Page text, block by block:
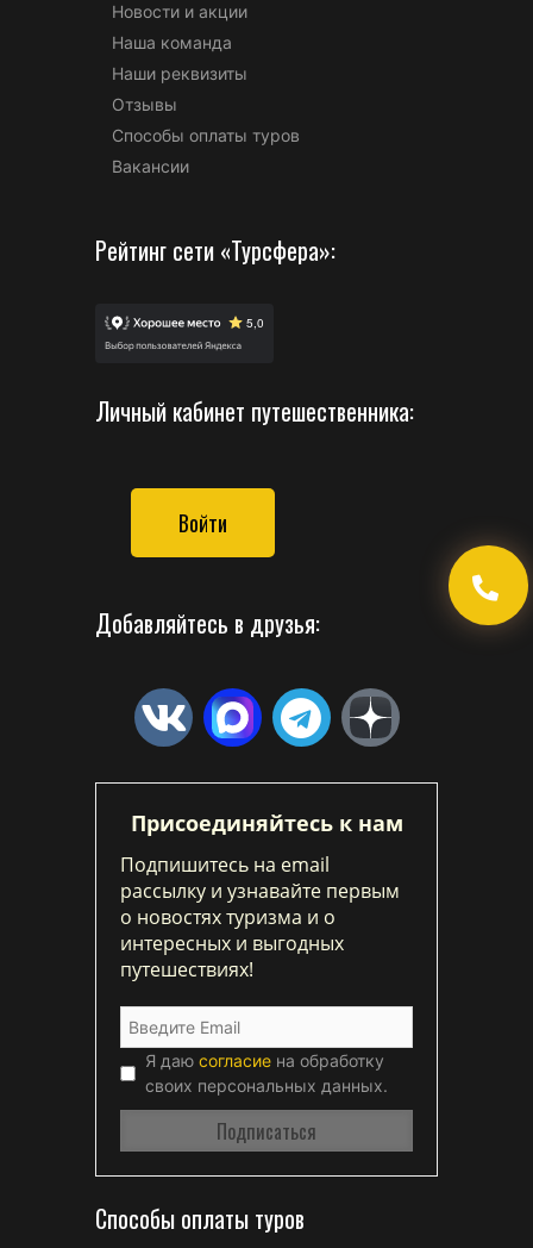
Новости и акции
Наша команда
Наши реквизиты
Отзывы
Способы оплаты туров
Вакансии
Рейтинг сети «Турсфера»:
Личный кабинет путешественника:
Войти
Добавляйтесь в друзья:
Присоединяйтесь к нам
Подпишитесь на email
рассылку и узнавайте первым
о новостях туризма и о
интересных и выгодных
путешествиях!
Я даю согласие на обработку
своих персональных данных.
Способы оплаты туров